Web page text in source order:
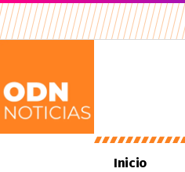
Inicio